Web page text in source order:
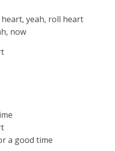
heart, yeah, roll heart
now
a good time